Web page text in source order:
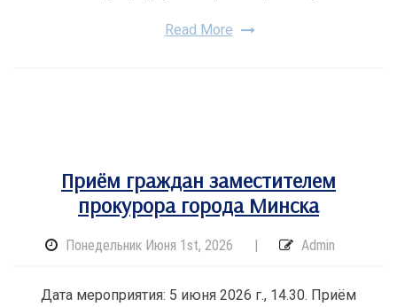
Read More
Приём граждан заместителем
прокурора города Минска
Понедельник Июня 1st, 2026 | Admin
Дата мероприятия: 5 июня 2026 г., 14.30. Приём